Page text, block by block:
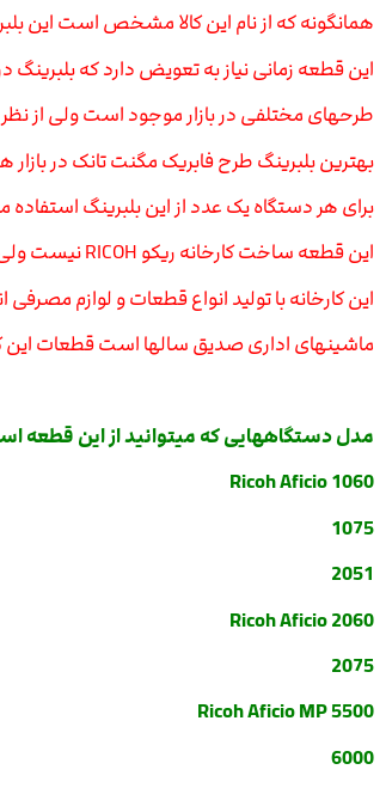
همانگونه که از نام این کالا مشخص است این
این قطعه زمانی نیاز به تعویض دارد که بلبرینگ
طرحهای مختلفی در بازار موجود است ولی از
بهترین بلبرینگ طرح فابریک مگنت تانک در
برای هر دستگاه یک عدد از این بلبرینگ
این قطعه ساخت کارخانه ریکو RICOH نیست ولی یکی از بهترین کارخانه های ساخت بلبرینگ در کشور چین است.
این کارخانه با تولید انواع قطعات و لوازم
ماشینهای اداری صدیق سالها است قطعات این
مدل دستگاههایی که میتوانید از این قطعه
Ricoh Aficio 1060
1075
2051
Ricoh Aficio 2060
2075
Ricoh Aficio MP 5500
6000